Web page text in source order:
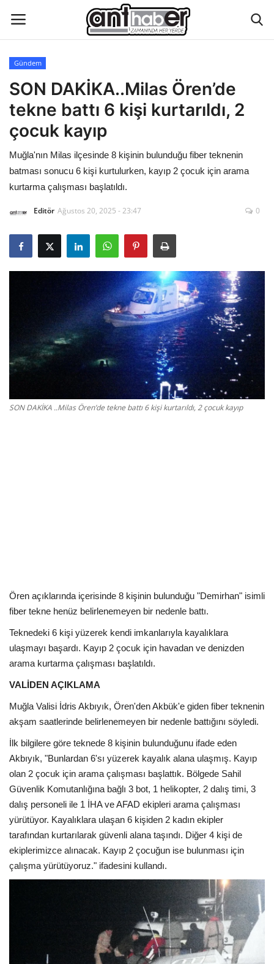
Künye
Eğitim
Hakkımızda
İletişim
Asayiş
Çevre
Reklam ve İşbirliği
Bodrum Trafik Yoğunluk Haritası
Turizm
Ekonomi
Gündem
Dünya
Gündem
SON DAKİKA..Milas Ören’de
tekne battı 6 kişi kurtarıldı, 2
çocuk kayıp
Muğla'nın Milas ilçesinde 8 kişinin bulunduğu fiber teknenin
batması sonucu 6 kişi kurtulurken, kayıp 2 çocuk için arama
kurtarma çalışması başlatıldı.
Editör Ağustos 20, 2025 - 23:47 0
SON DAKİKA ..Milas Ören’de tekne battı 6 kişi kurtarıldı, 2 çocuk kayıp
Ören açıklarında içerisinde 8 kişinin bulunduğu "Demirhan" isimli
fiber tekne henüz belirlenemeyen bir nedenle battı.
Teknedeki 6 kişi yüzerek kendi imkanlarıyla kayalıklara
ulaşmayı başardı. Kayıp 2 çocuk için havadan ve denizden
arama kurtarma çalışması başlatıldı.
VALİDEN AÇIKLAMA
Muğla Valisi İdris Akbıyık, Ören'den Akbük'e giden fiber teknenin
akşam saatlerinde belirlenemeyen bir nedenle battığını söyledi.
İlk bilgilere göre teknede 8 kişinin bulunduğunu ifade eden
Akbıyık, "Bunlardan 6'sı yüzerek kayalık alana ulaşmış. Kayıp
olan 2 çocuk için arama çalışması başlattık. Bölgede Sahil
Güvenlik Komutanlığına bağlı 3 bot, 1 helikopter, 2 dalış timi, 3
dalış personeli ile 1 İHA ve AFAD ekipleri arama çalışması
yürütüyor. Kayalıklara ulaşan 6 kişiden 2 kadın ekipler
tarafından kurtarılarak güvenli alana taşındı. Diğer 4 kişi de
ekiplerimizce alınacak. Kayıp 2 çocuğun ise bulunması için
çalışma yürütüyoruz." ifadesini kullandı.